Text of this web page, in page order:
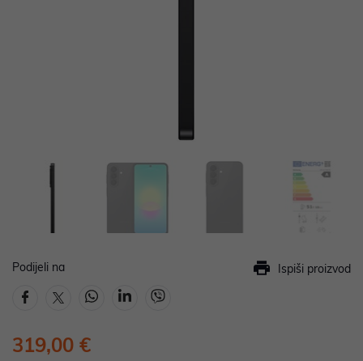
Podijeli na Ispiši proizvod
319,00 €